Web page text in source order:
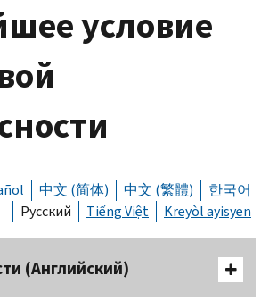
условие
中文 (简体) 中文 (繁體)
한국어
Русский
Tiếng Việt Kreyòl ayisyen
(Английский)